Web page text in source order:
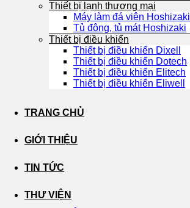
Thiết bị lạnh thương mại
Máy làm đá viên Hoshizaki
Tủ đông, tủ mát Hoshizaki
Thiết bị điều khiển
Thiết bị điều khiển Dixell
Thiết bị điều khiển Dotech
Thiết bị điều khiển Elitech
Thiết bị điều khiển Eliwell
TRANG CHỦ
GIỚI THIỆU
TIN TỨC
THƯ VIỆN